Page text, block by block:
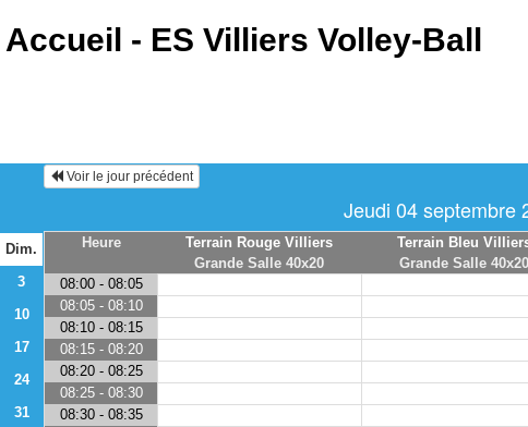
Accueil - ES Villiers Volley-Ball
Dim.
3
10
17
24
31
Voir le jour précédent
Jeudi 04 septembre
Heure
Terrain Rouge Villiers
Grande Salle 40x20
Terrain Bleu
Grande Salle 40x20
08:00 - 08:05
08:05 - 08:10
08:10 - 08:15
08:15 - 08:20
08:20 - 08:25
08:25 - 08:30
08:30 - 08:35